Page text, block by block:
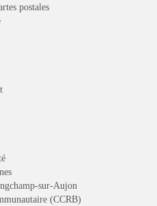
postales
sur-Aujon
(CCRB)